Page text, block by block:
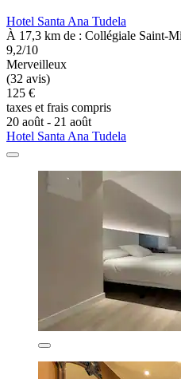
Hotel Santa Ana Tudela
À 17,3 km de : Collégiale Saint-
9,2/10
Merveilleux
(32 avis)
125 €
taxes et frais compris
20 août - 21 août
Hotel Santa Ana Tudela